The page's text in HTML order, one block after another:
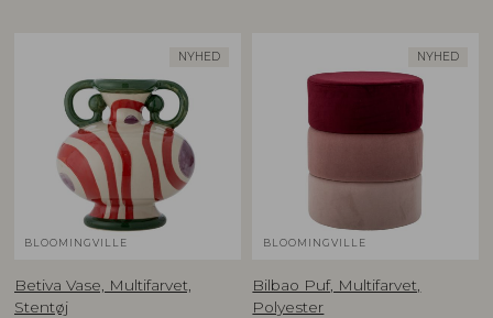
NYHED
BLOOMINGVILLE
Betiva Vase, Multifarvet,
Stentøj
NYHED
BLOOMINGVILLE
Bilbao Puf, Multifarvet,
Polyester